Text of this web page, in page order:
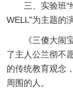
三、实验班
WELL”为主题的
《三傻大闹宝
了主人公兰彻不
的传统教育观念
周围的人。